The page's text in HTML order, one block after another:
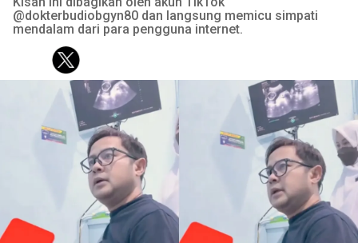
FASHION PERSONAL FINANCE
PESTA BOLA
Iklan
Kode Etik
Privasi Site Map
@dokterbudiobgyn80 dan langsung memicu simpati
mendalam dari para pengguna internet.